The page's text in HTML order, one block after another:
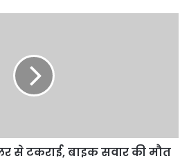
से टकराई, बाइक सवार की मौत